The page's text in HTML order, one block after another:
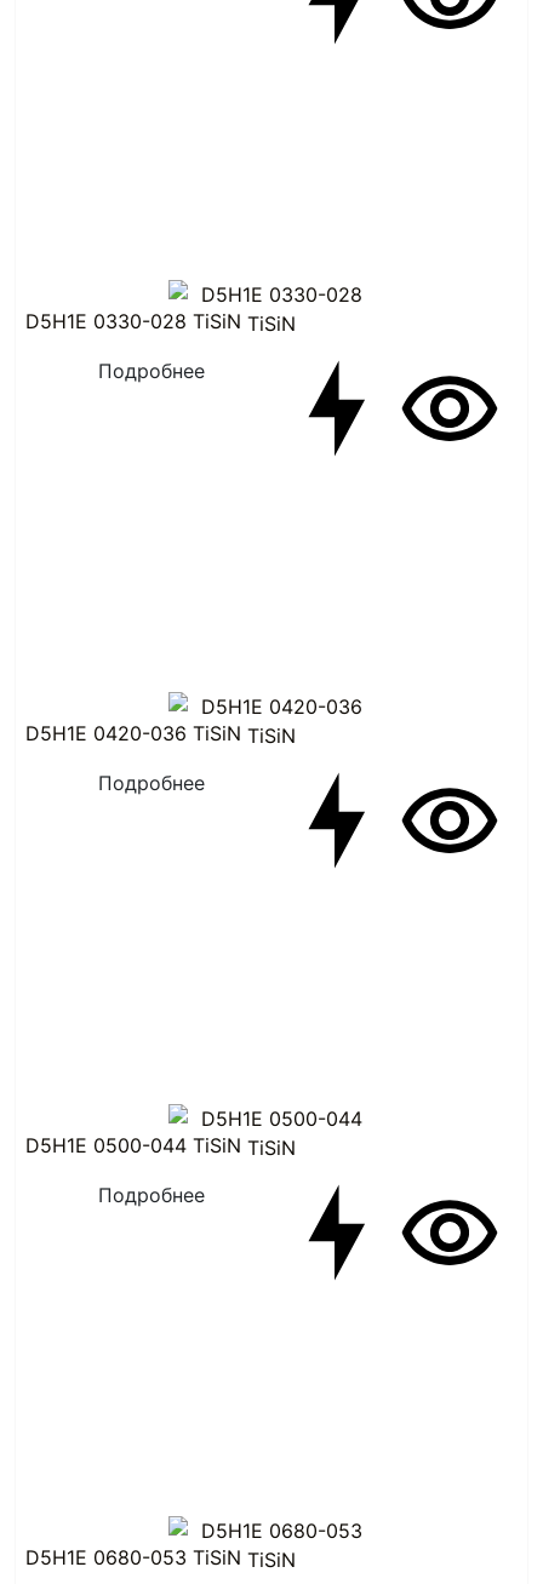
D5H1E 0330-028 TiSiN
Подробнее
D5H1E 0420-036 TiSiN
Подробнее
D5H1E 0500-044 TiSiN
Подробнее
D5H1E 0680-053 TiSiN